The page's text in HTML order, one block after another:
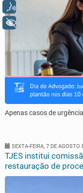
Apenas casos de
SEXTA-FEIRA, 7 DE AGOSTO
TJES institui
restauração de
+